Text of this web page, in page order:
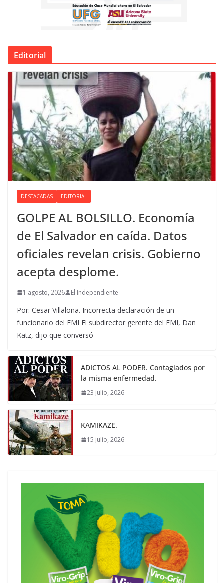
Editorial
DESTACADAS EDITORIAL
GOLPE AL BOLSILLO. Economía
de El Salvador en caída. Datos
oficiales revelan crisis. Gobierno
acepta desplome.
1 agosto, 2026 El Independiente
Por: Cesar Villalona. Incorrecta declaración de un
funcionario del FMI El subdirector gerente del FMI, Dan
Katz, dijo que conversó
ADICTOS AL PODER. Contagiados por
la misma enfermedad.
23 julio, 2026
KAMIKAZE.
15 julio, 2026